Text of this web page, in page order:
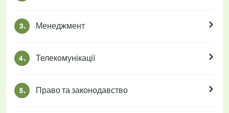
3. Менеджмент
4. Телекомунікації
5. Право та законодавство